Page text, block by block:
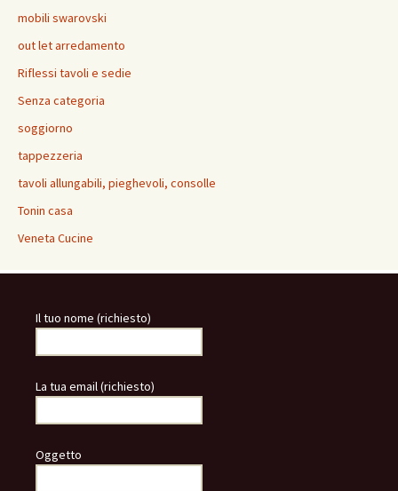
mobili swarovski
out let arredamento
Riflessi tavoli e sedie
Senza categoria
soggiorno
tappezzeria
tavoli allungabili, pieghevoli, consolle
Tonin casa
Veneta Cucine
Il tuo nome (richiesto)
La tua email (richiesto)
Oggetto